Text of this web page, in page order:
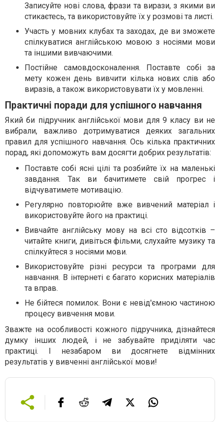
Записуйте нові слова, фрази та вирази, з якими ви
стикаєтесь, та використовуйте їх у розмові та листі.
Участь у мовних клубах та заходах, де ви зможете
спілкуватися англійською мовою з носіями мови
та іншими вивчаючими.
Постійне самовдосконалення. Поставте собі за
мету кожен день вивчити кілька нових слів або
виразів, а також використовувати їх у мовленні.
Практичні поради для успішного навчання
Який би підручник англійської мови для 9 класу ви не
вибрали, важливо дотримуватися деяких загальних
правил для успішного навчання. Ось кілька практичних
порад, які допоможуть вам досягти добрих результатів:
Поставте собі ясні цілі та розбийте їх на маленькі
завдання. Так ви бачитимете свій прогрес і
відчуватимете мотивацію.
Регулярно повторюйте вже вивчений матеріал і
використовуйте його на практиці.
Вивчайте англійську мову на всі сто відсотків –
читайте книги, дивіться фільми, слухайте музику та
спілкуйтеся з носіями мови.
Використовуйте різні ресурси та програми для
навчання. В інтернеті є багато корисних матеріалів
та вправ.
Не бійтеся помилок. Вони є невід'ємною частиною
процесу вивчення мови.
Зважте на особливості кожного підручника, дізнайтеся
думку інших людей, і не забувайте приділяти час
практиці. І незабаром ви досягнете відмінних
результатів у вивченні англійської мови!